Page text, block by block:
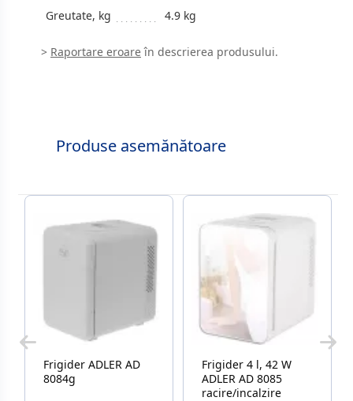
Greutate, kg
4.9 kg
> Raportare eroareîn descrierea produsului.
Produse asemănătoare
Frigider ADLER AD
8084g
Frigider 4 l, 42 W
ADLER AD 8085
racire/incalzire